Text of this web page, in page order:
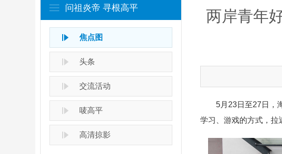
问祖炎帝 寻根高平
焦点图
头条
交流活动
唛高平
高清掠影
两岸青年
5月23日至27日，海
学习、游戏的方式，拉